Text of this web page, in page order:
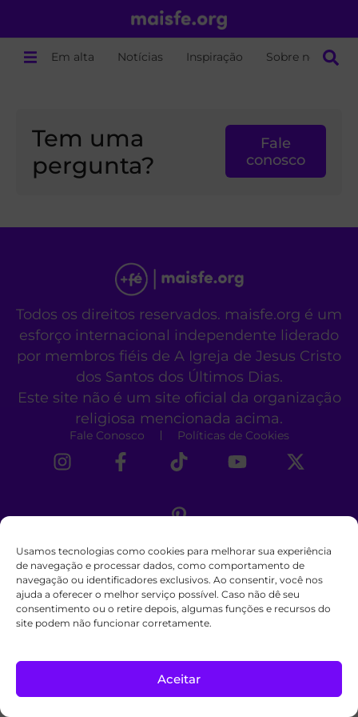
Usamos tecnologias como cookies para melhorar sua experiência
de navegação e processar dados, como comportamento de
navegação ou identificadores exclusivos. Ao consentir, você nos
ajuda a oferecer o melhor serviço possível. Caso não dê seu
consentimento ou o retire depois, algumas funções e recursos do
site podem não funcionar corretamente.
Aceitar
Em alta Notícias Inspiração Sobre nós
Tem uma
pergunta?
Fale
conosco
Todos os direitos reservados. maisfe.org é um
esforço internacional independente liderado
por membros fiéis de A Igreja de Jesus Cristo
dos Santos dos Últimos Dias.
Este site não é um site oficial da organização
religiosa mencionada acima.
Fale Conosco Políticas de Cookies